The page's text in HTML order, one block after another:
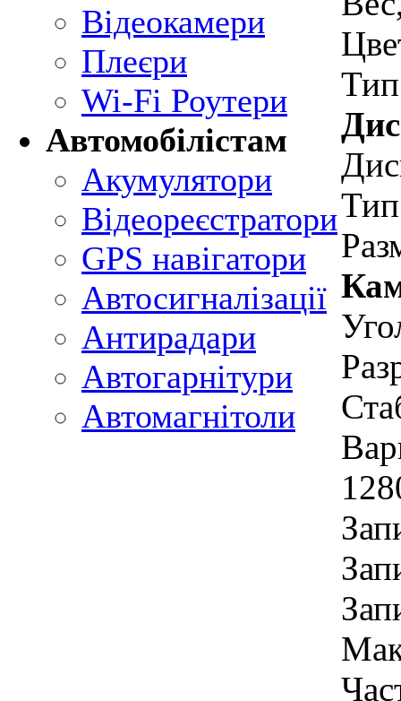
Відеокамери
Плеєри
Wi-Fi Роутери
Автомобілістам
Акумулятори
Відеореєстратори
GPS навігатори
Автосигналізації
Антирадари
Автогарнітури
Автомагнітоли